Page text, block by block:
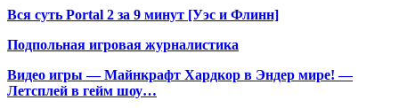
Вся суть Portal 2 за 9 минут [Уэс и Флинн]
Подпольная игровая журналистика
Видео игры — Майнкрафт Хардкор в Эндер мире! —
Летсплей в гейм шоу…